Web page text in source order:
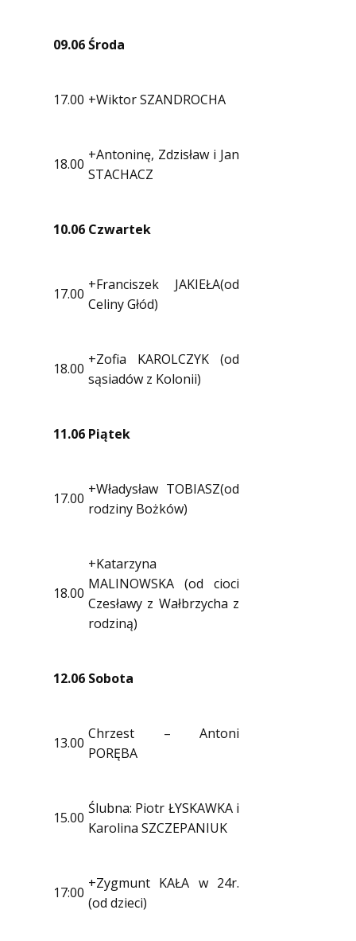
09.06Środa
17.00 +Wiktor SZANDROCHA
18.00
+Antoninę, Zdzisław i Jan
STACHACZ
10.06 Czwartek
17.00
+Franciszek JAKIEŁA(od
Celiny Głód)
18.00
+Zofia KAROLCZYK (od
sąsiadów z Kolonii)
11.06 Piątek
17.00
+Władysław TOBIASZ(od
rodziny Bożków)
18.00
+Katarzyna
MALINOWSKA (od cioci
Czesławy z Wałbrzycha z
rodziną)
12.06 Sobota
13.00
Chrzest – Antoni
PORĘBA
15.00
Ślubna: Piotr ŁYSKAWKA i
Karolina SZCZEPANIUK
17:00
+Zygmunt KAŁA w 24r.
(od dzieci)